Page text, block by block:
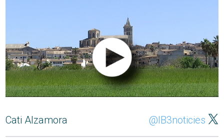
Cati Alzamora @IB3noticies